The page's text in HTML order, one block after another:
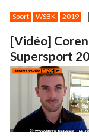
Sport WSBK 2019
[Vidéo]
Supersport